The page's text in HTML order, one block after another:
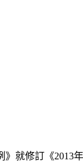
就修訂《2013